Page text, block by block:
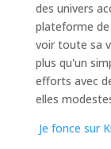
des univers
plateforme
voir toute sa
plus qu'un
efforts avec
elles
Je fonce sur